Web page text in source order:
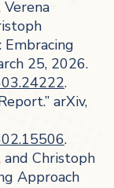
Embracing
25, 2026.
.
arXiv,
.
Christoph
Approach